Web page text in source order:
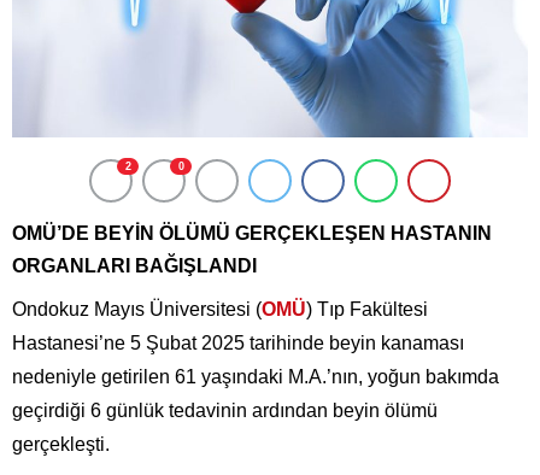
2 0
OMÜ’DE BEYİN ÖLÜMÜ GERÇEKLEŞEN HASTANIN
ORGANLARI BAĞIŞLANDI
Ondokuz Mayıs Üniversitesi (OMÜ) Tıp Fakültesi
Hastanesi’ne 5 Şubat 2025 tarihinde beyin kanaması
nedeniyle getirilen 61 yaşındaki M.A.’nın, yoğun bakımda
geçirdiği 6 günlük tedavinin ardından beyin ölümü
gerçekleşti.